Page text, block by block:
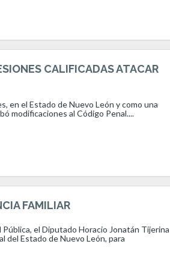
CALIFICADAS ATACAR
en el Estado de Nuevo León y como una
modificaciones al Código Penal....
FAMILIAR
el Diputado Horacio Jonatán Tijerina
del Estado de Nuevo León, para